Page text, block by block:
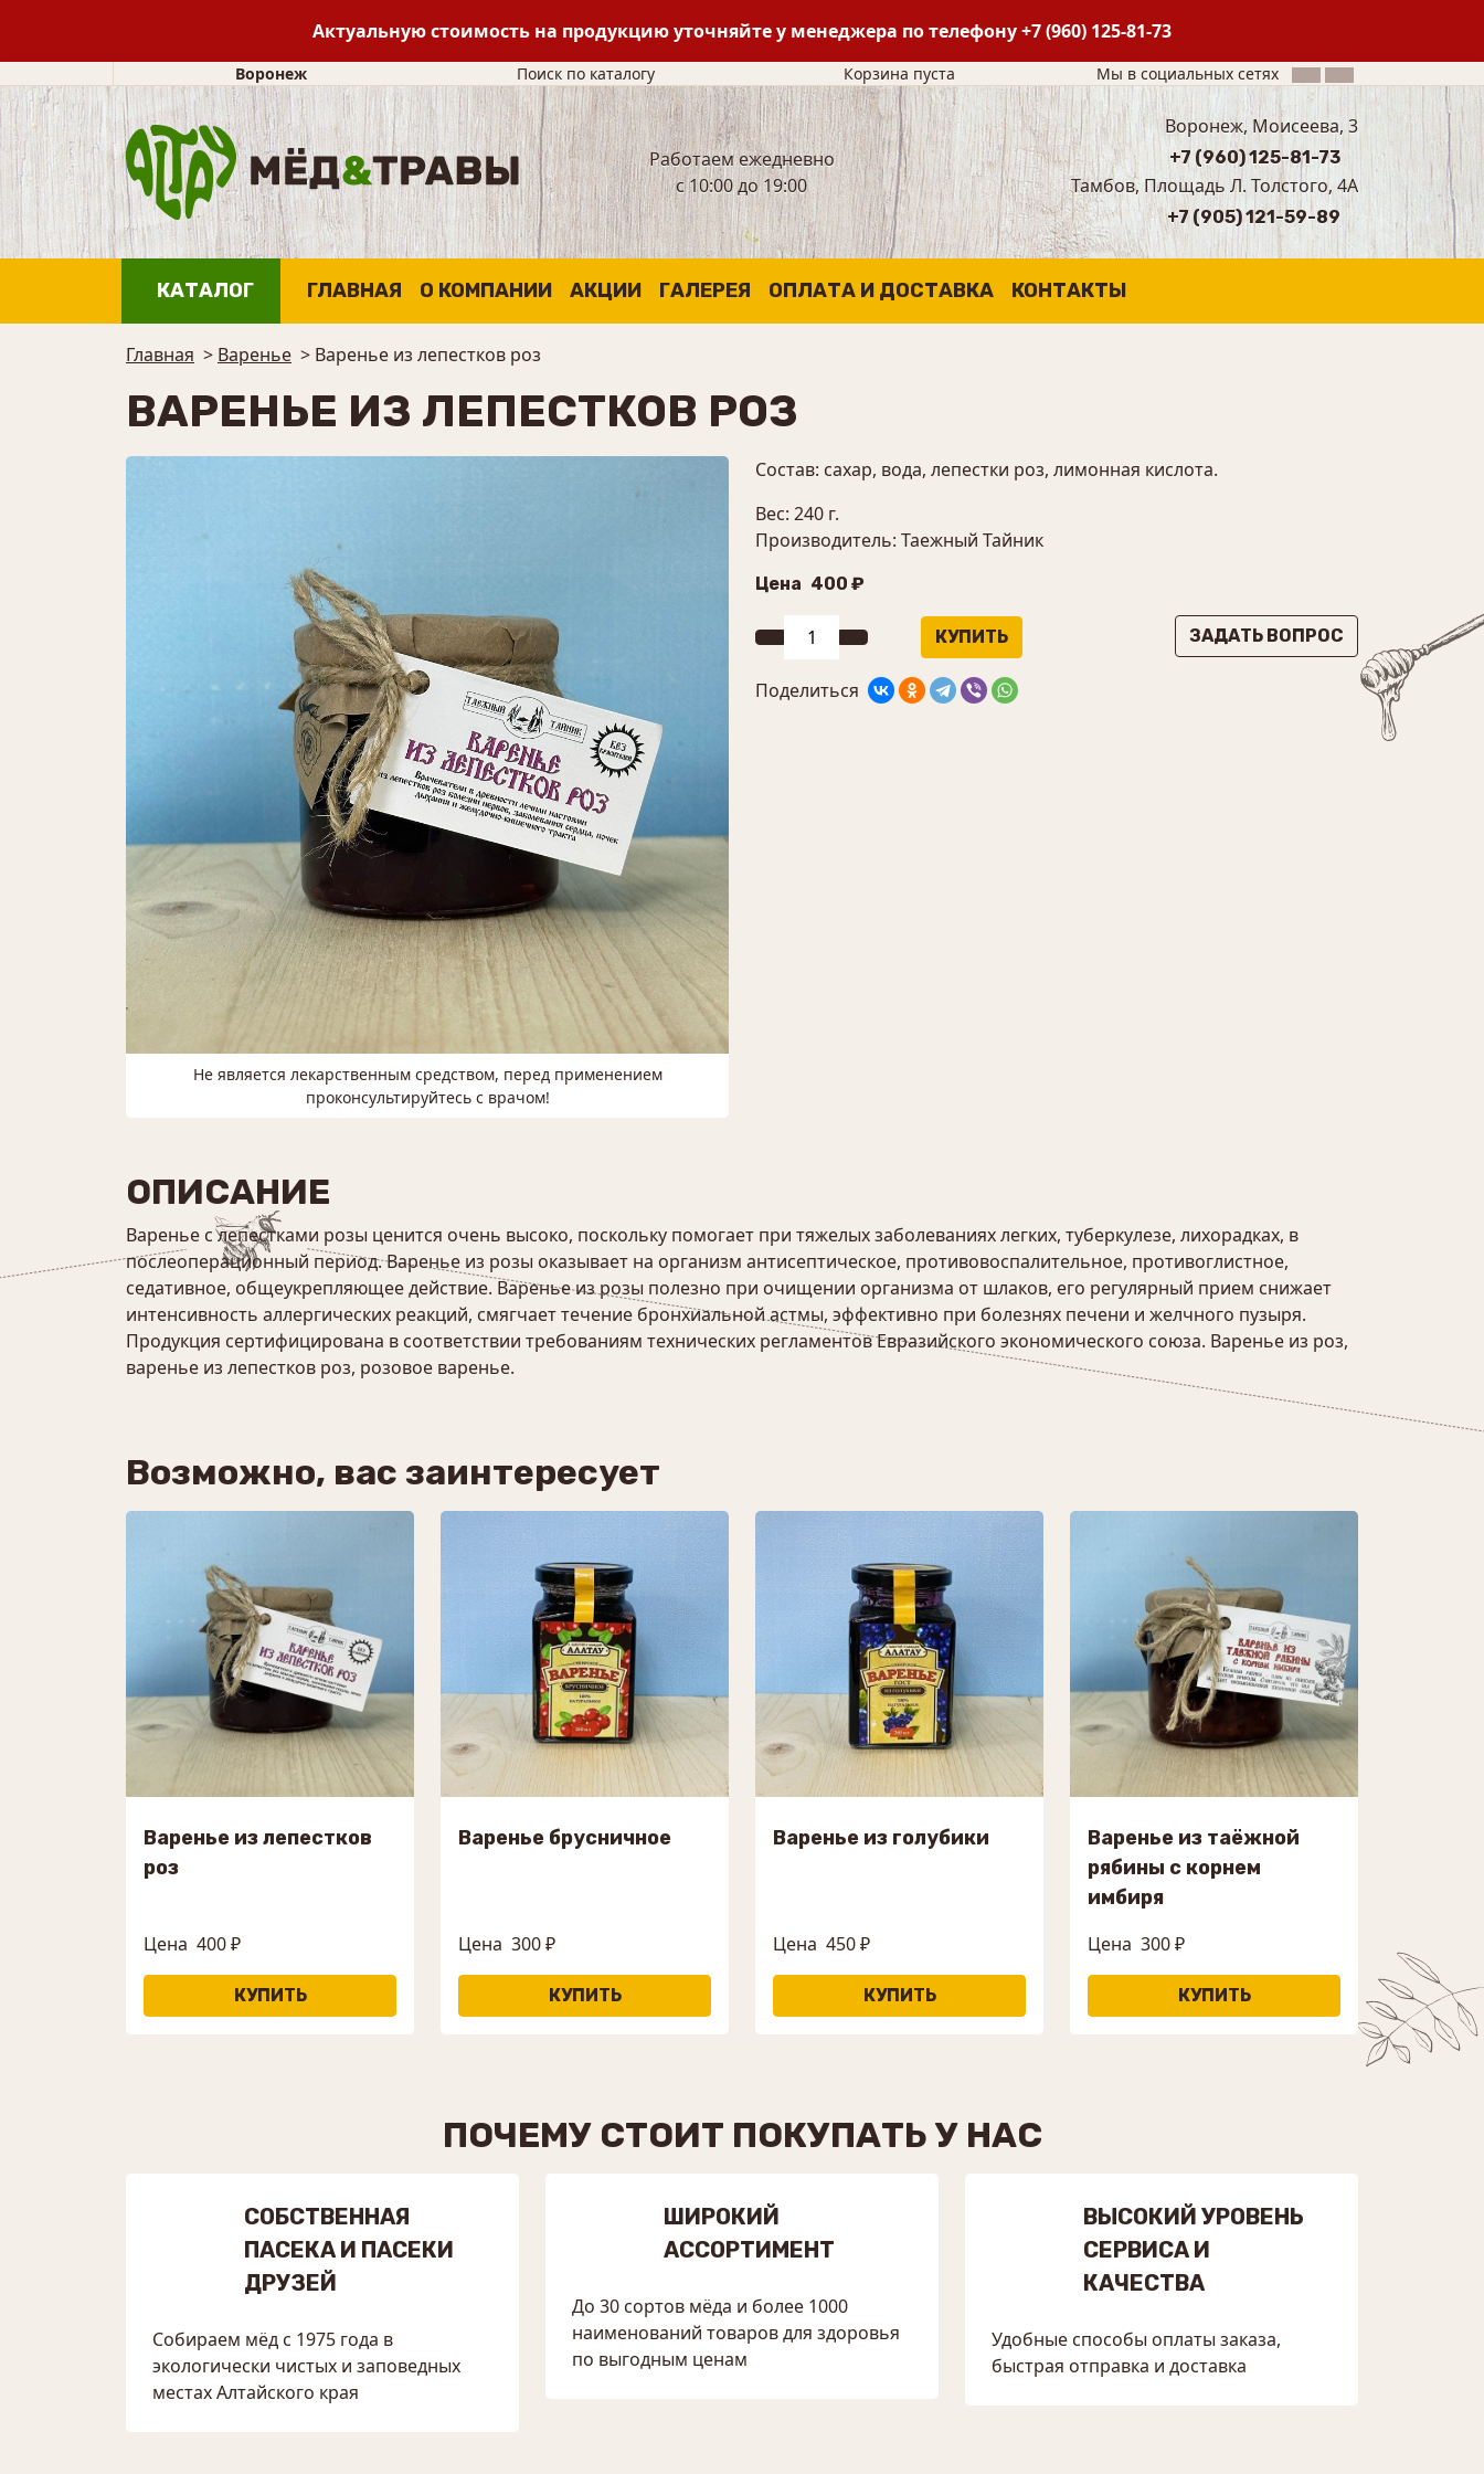
Актуальную стоимость на продукцию уточняйте у менеджера по телефону+7 (960) 125-81-73
Воронеж Поиск по каталогу Корзина пуста Мы в социальных сетях
Работаем ежедневно
с 10:00 до 19:00
Воронеж, Моисеева, 3
+7 (960) 125-81-73
Тамбов, Площадь Л. Толстого, 4А
+7 (905) 121-59-89
КАТАЛОГ ГЛАВНАЯ О КОМПАНИИ АКЦИИ ГАЛЕРЕЯ ОПЛАТА И ДОСТАВКА КОНТАКТЫ
Главная > Варенье > Варенье из лепестков роз
ВАРЕНЬЕ ИЗ ЛЕПЕСТКОВ РОЗ
Не является лекарственным средством, перед применением
проконсультируйтесь с врачом!
Состав: сахар, вода, лепестки роз, лимонная кислота.
Вес: 240 г.
Производитель: Таежный Тайник
Цена 400 ₽
ЗАДАТЬ ВОПРОС
Поделиться
ОПИСАНИЕ
Варенье с лепестками розы ценится очень высоко, поскольку помогает при тяжелых заболеваниях легких, туберкулезе, лихорадках, в
послеоперационный период. Варенье из розы оказывает на организм антисептическое, противовоспалительное, противоглистное,
седативное, общеукрепляющее действие. Варенье из розы полезно при очищении организма от шлаков, его регулярный прием снижает
интенсивность аллергических реакций, смягчает течение бронхиальной астмы, эффективно при болезнях печени и желчного пузыря.
Продукция сертифицирована в соответствии требованиям технических регламентов Евразийского экономического союза. Варенье из роз,
варенье из лепестков роз, розовое варенье.
Возможно, вас заинтересует
Варенье из лепестков
роз
Цена 400 ₽
Варенье брусничное
Цена 300 ₽
Варенье из голубики
Цена 450 ₽
Варенье из таёжной
рябины с корнем
имбиря
Цена 300 ₽
ПОЧЕМУ СТОИТ ПОКУПАТЬ У НАС
СОБСТВЕННАЯ
ПАСЕКА И ПАСЕКИ
ДРУЗЕЙ
Собираем мёд с 1975 года в
экологически чистых и заповедных
местах Алтайского края
ШИРОКИЙ
АССОРТИМЕНТ
До 30 сортов мёда и более 1000
наименований товаров для здоровья
по выгодным ценам
ВЫСОКИЙ УРОВЕНЬ
СЕРВИСА И
КАЧЕСТВА
Удобные способы оплаты заказа,
быстрая отправка и доставка